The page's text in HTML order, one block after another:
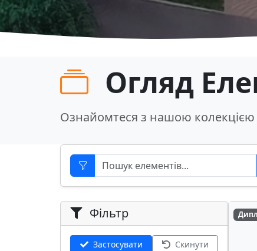
Огляд
Ознайомтеся з нашою колекцією
Фільтр
Застосувати Скинути